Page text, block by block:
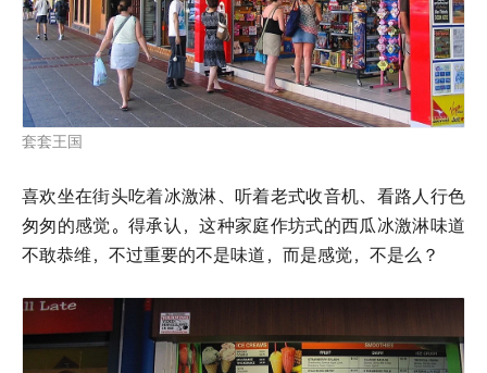
套套王国
喜欢坐在街头吃着冰激淋、听着老式收音机、看路人行色
匆匆的感觉。得承认，这种家庭作坊式的西瓜冰激淋味道
不敢恭维，不过重要的不是味道，而是感觉，不是么？